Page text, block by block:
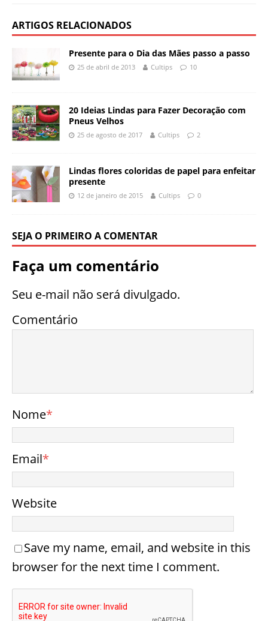
ARTIGOS RELACIONADOS
Presente para o Dia das Mães passo a passo
25 de abril de 2013 Cultips 10
20 Ideias Lindas para Fazer Decoração com
Pneus Velhos
25 de agosto de 2017 Cultips 2
Lindas flores coloridas de papel para enfeitar
presente
12 de janeiro de 2015 Cultips 0
SEJA O PRIMEIRO A COMENTAR
Faça um comentário
Seu e-mail não será divulgado.
Comentário
Nome*
Email*
Website
Save my name, email, and website in this
browser for the next time I comment.